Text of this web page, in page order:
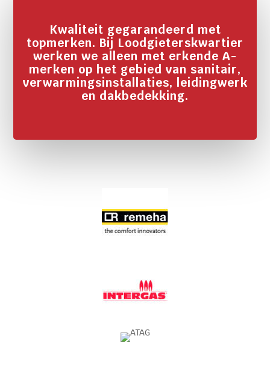
Kwaliteit gegarandeerd met
topmerken. Bij Loodgieterskwartier
werken we alleen met erkende A-
merken op het gebied van sanitair,
verwarmingsinstallaties, leidingwerk
en dakbedekking.